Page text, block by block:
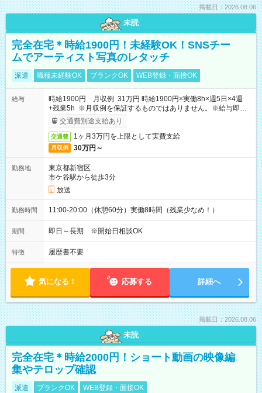
掲載日：2026.08.06
未読
完全在宅＊時給1900円！未経験OK！SNSチー
ムでアーティスト写真のレタッチ
派遣 職種未経験OK ブランクOK WEB登録・面接OK
給与
時給1900円 月収例 31万円 時給1900円×実働8h×週5日×4週
+残業5h ※月収例を保証するものではありません。※給与即受
取りサービス利用可（利用条件有）
交通費別途支給あり
交通費 1ヶ月3万円を上限として実費支給
月収例 30万円～
勤務地
東京都新宿区
市ケ谷駅から徒歩3分
放送
勤務時間 11:00-20:00（休憩60分）実働8時間（残業少なめ！）
期間 即日～長期 ※開始日相談OK
特徴 履歴書不要
気になる！ 応募する 詳細へ
掲載日：2026.08.06
未読
完全在宅＊時給2000円！ショート動画の映像編
集やテロップ確認
派遣 ブランクOK WEB登録・面接OK